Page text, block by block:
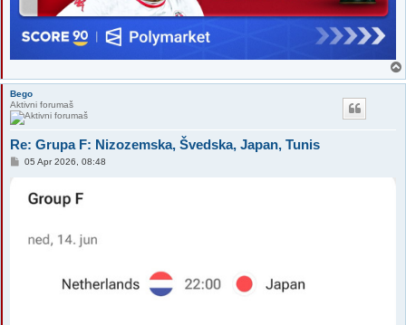
Bego
Aktivni forumaš
Re: Grupa F: Nizozemska, Švedska, Japan, Tunis
P05 Apr 2026, 08:48